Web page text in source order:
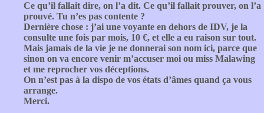
Ce qu’il fallait dire, on l’a dit. Ce qu’il fallait prouver, on l’a
prouvé. Tu n’es pas contente ?
Dernière chose : j’ai une voyante en dehors de IDV, je la
consulte une fois par mois, 10 €, et elle a eu raison sur tout.
Mais jamais de la vie je ne donnerai son nom ici, parce que
sinon on va encore venir m’accuser moi ou miss Malawing
et me reprocher vos déceptions.
On n’est pas à la dispo de vos états d’âmes quand ça vous
arrange.
Merci.